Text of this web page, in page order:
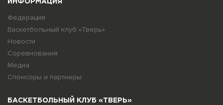
ИНФОРМАЦИЯ
Федерация
Баскетбольный клуб «Тверь»
Новости
Соревнования
Медиа
Спонсоры и партнеры
БАСКЕТБОЛЬНЫЙ КЛУБ «ТВЕРЬ»